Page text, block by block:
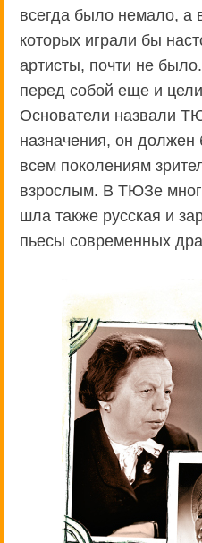
всегда было немало, а
которых играли бы
артисты, почти не
перед собой еще и
Основатели назвали
назначения, он должен
всем поколениям
взрослым. В ТЮЗе
шла также русская и
пьесы современных